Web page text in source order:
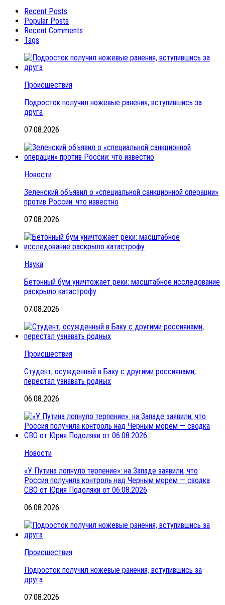
Recent Posts
Popular Posts
Recent Comments
Tags
Происшествия
Подросток получил ножевые ранения, вступившись за
друга
07.08.2026
Новости
Зеленский объявил о «специальной санкционной операции»
против России: что известно
07.08.2026
Наука
Бетонный бум уничтожает реки: масштабное исследование
раскрыло катастрофу
07.08.2026
Происшествия
Студент, осужденный в Баку с другими россиянами,
перестал узнавать родных
06.08.2026
Новости
«У Путина лопнуло терпение»: на Западе заявили, что
Россия получила контроль над Черным морем — сводка
СВО от Юрия Подоляки от 06.08.2026
06.08.2026
Происшествия
Подросток получил ножевые ранения, вступившись за
друга
07.08.2026